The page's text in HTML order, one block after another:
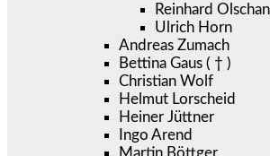
Reinhard
Ulrich Horn
Andreas Zumach
Bettina Gaus ( † )
Christian Wolf
Helmut Lorscheid
Heiner Jüttner
Ingo Arend
Martin Böttger